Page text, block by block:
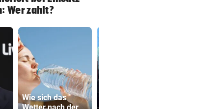
Wer zahlt?
Wie sich das